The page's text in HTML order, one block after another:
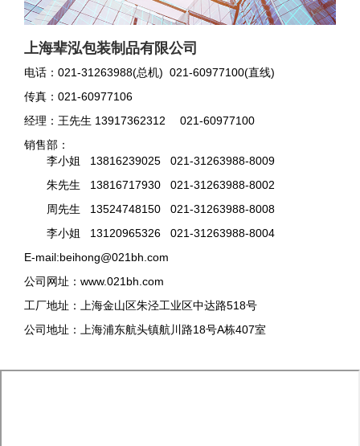
上海辈泓包装制品有限公司
电话：021-31263988(总机) 021-60977100(直线)
传真：021-60977106
经理：王先生 13917362312 021-60977100
销售部：
李小姐 13816239025 021-31263988-8009
朱先生 13816717930 021-31263988-8002
周先生 13524748150 021-31263988-8008
李小姐 13120965326 021-31263988-8004
E-mail:beihong@021bh.com
公司网址：www.021bh.com
工厂地址：上海金山区朱泾工业区中达路518号
公司地址：上海浦东航头镇航川路18号A栋407室